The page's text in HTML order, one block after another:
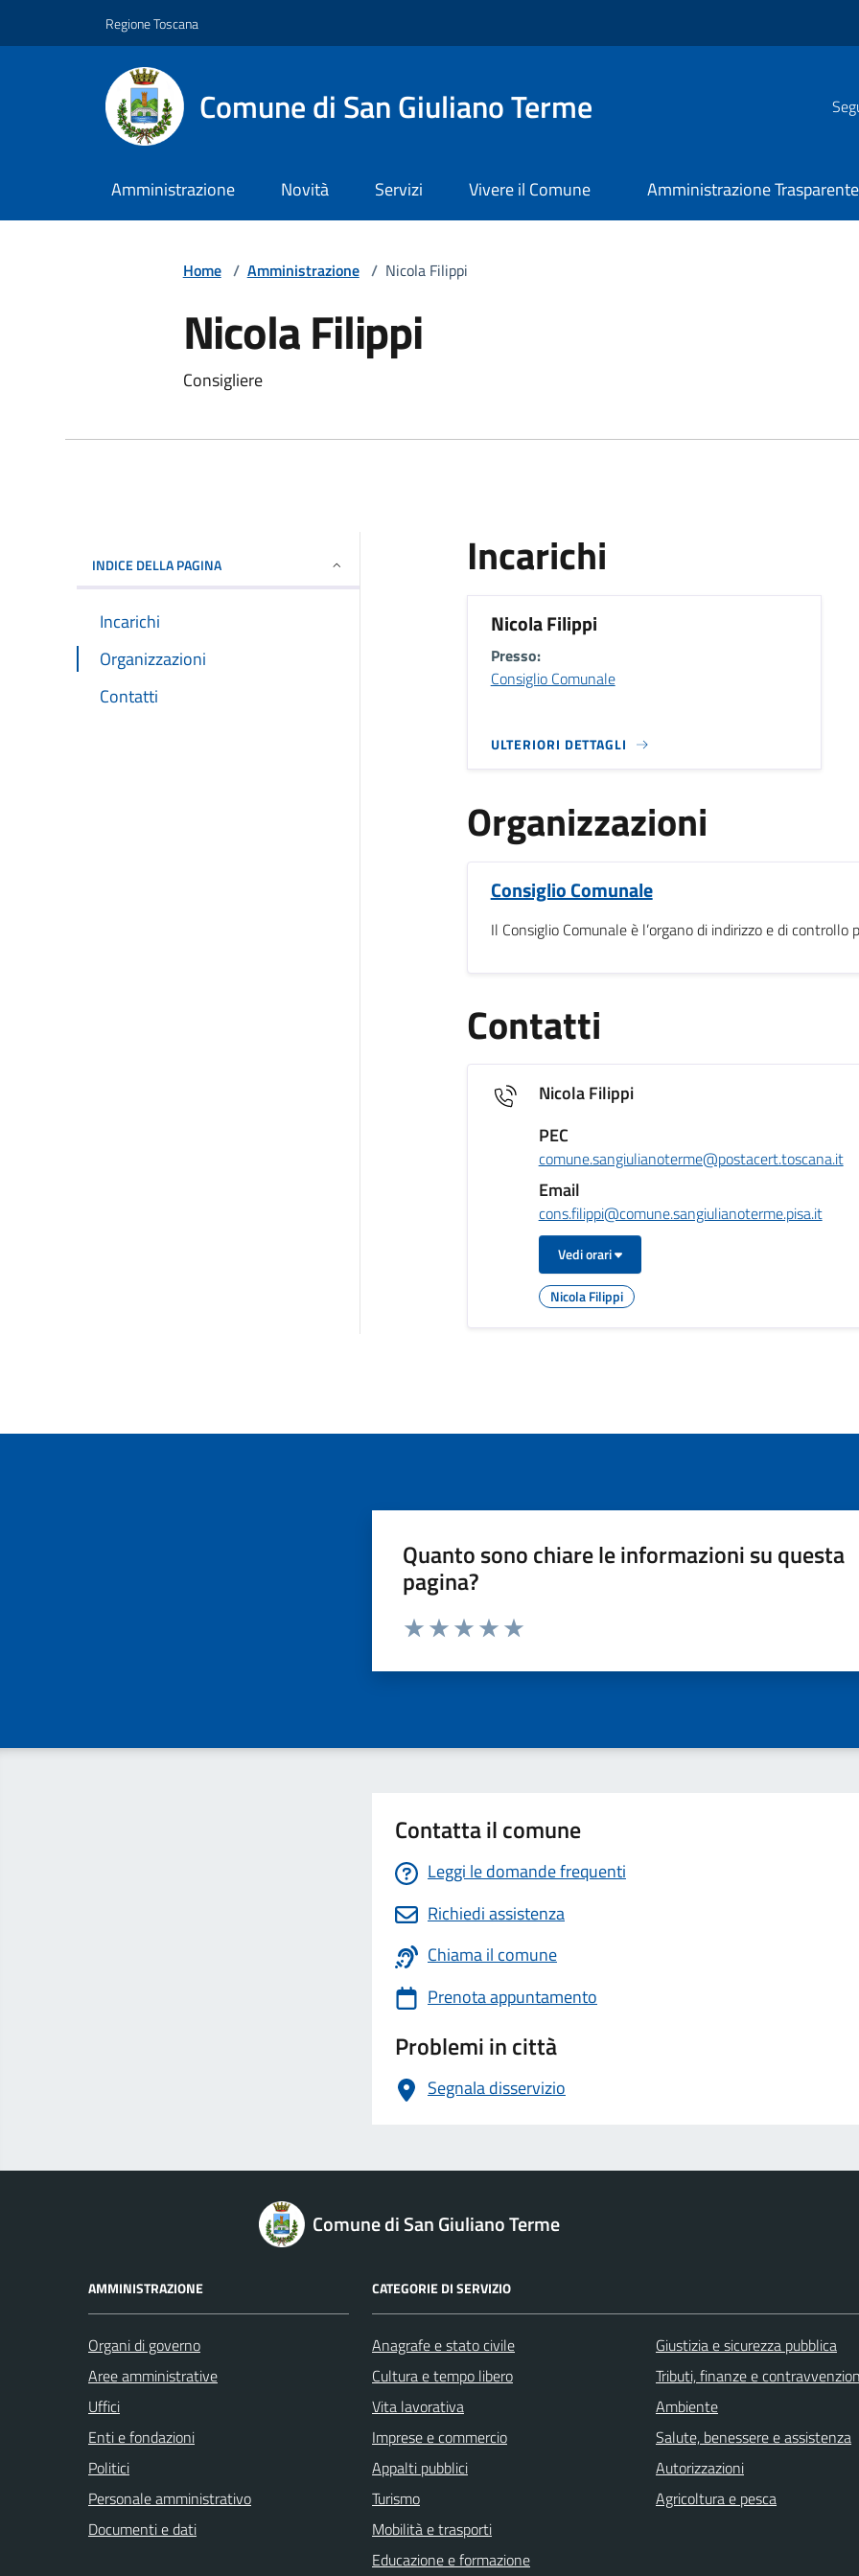
Regione Toscana
Comune di San Giuliano Terme
Amministrazione Novità Servizi Vivere il Comune Amministrazione Trasparente
Home / Amministrazione / Nicola Filippi
Nicola Filippi
Descrizione breve
Consigliere
INDICE DELLA PAGINA
Incarichi
Organizzazioni
Contatti
Incarichi
Nicola Filippi
Presso:
Consiglio Comunale
ULTERIORI DETTAGLI
Organizzazioni
Consiglio Comunale
Il Consiglio Comunale è l’organo di indirizzo e di
Contatti
Nicola Filippi
PEC
comune.sangiulianoterme@postacert.toscana.it
Email
cons.filippi@comune.sangiulianoterme.pisa.it
Vedi orari
Nicola Filippi
Quanto sono chiare le informazioni su questa
pagina?
Valuta da 1 a 5 stelle la pagina
Contatta il comune
Leggi le domande frequenti
Richiedi assistenza
Chiama il comune
Prenota appuntamento
Problemi in città
Segnala disservizio
Comune di San Giuliano Terme
AMMINISTRAZIONE
Organi di governo
Aree amministrative
Uffici
Enti e fondazioni
Politici
Personale amministrativo
Documenti e dati
CATEGORIE DI SERVIZIO
Anagrafe e stato civile
Cultura e tempo libero
Vita lavorativa
Imprese e commercio
Appalti pubblici
Turismo
Mobilità e trasporti
Educazione e formazione
Giustizia e sicurezza pubblica
Tributi, finanze e
Ambiente
Salute, benessere e assistenza
Autorizzazioni
Agricoltura e pesca